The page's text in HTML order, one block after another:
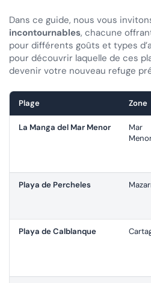
Dans ce guide, nous vous
incontournables, chacune
pour différents goûts et types
pour découvrir laquelle de ces
devenir votre nouveau refuge
Plage Zone
La Manga del Mar Menor
Mar
Playa de Percheles
Playa de Calblanque